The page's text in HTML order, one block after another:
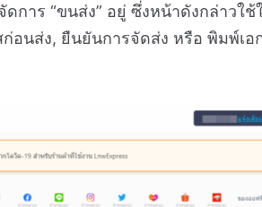
การ “ขนส่ง” อยู่ ซึ่งหน้าดังกล่าวใ
นส่ง, ยืนยันการจัดส่ง หรือ พิมพ์เอ